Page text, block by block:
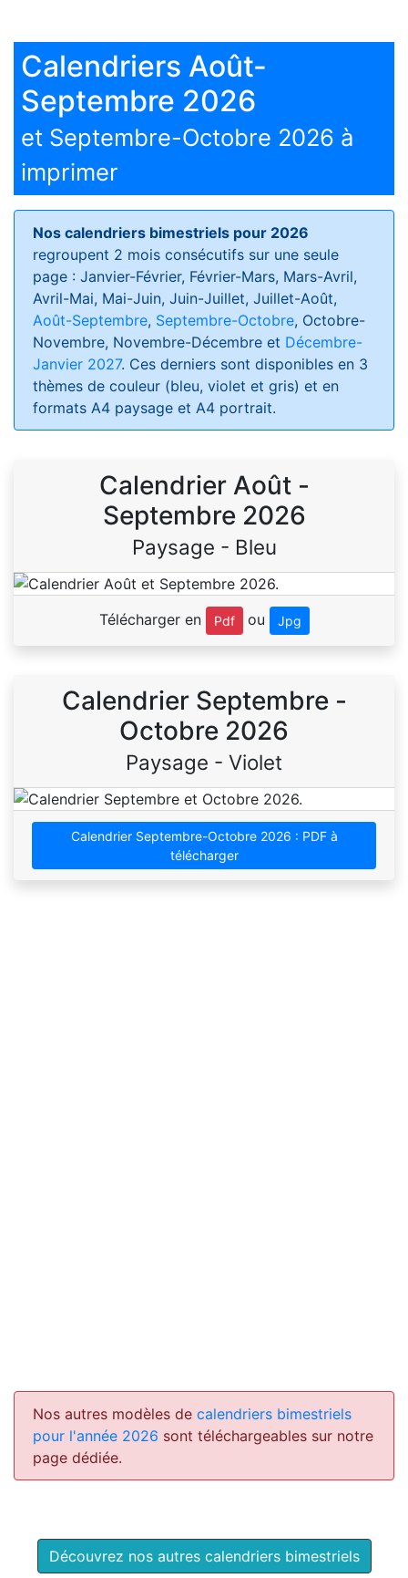
Calendriers Août-
Septembre 2026
et Septembre-Octobre 2026 à
imprimer
Nos calendriers bimestriels pour 2026
regroupent 2 mois consécutifs sur une seule
page : Janvier-Février, Février-Mars, Mars-Avril,
Avril-Mai, Mai-Juin, Juin-Juillet, Juillet-Août,
Août-Septembre, Septembre-Octobre, Octobre-
Novembre, Novembre-Décembre et Décembre-
Janvier 2027. Ces derniers sont disponibles en 3
thèmes de couleur (bleu, violet et gris) et en
formats A4 paysage et A4 portrait.
Calendrier Août -
Septembre 2026
Paysage - Bleu
Télécharger en Pdf ou Jpg
Calendrier Septembre -
Octobre 2026
Paysage - Violet
Calendrier Septembre-Octobre 2026 : PDF à
télécharger
Nos autres modèles de calendriers bimestriels
pour l'année 2026 sont téléchargeables sur notre
page dédiée.
Découvrez nos autres calendriers bimestriels